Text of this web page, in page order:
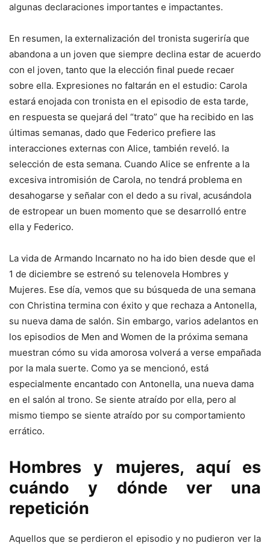
algunas declaraciones importantes e impactantes.
En resumen, la externalización del tronista sugeriría que
abandona a un joven que siempre declina estar de acuerdo
con el joven, tanto que la elección final puede recaer
sobre ella. Expresiones no faltarán en el estudio: Carola
estará enojada con tronista en el episodio de esta tarde,
en respuesta se quejará del “trato” que ha recibido en las
últimas semanas, dado que Federico prefiere las
interacciones externas con Alice, también reveló. la
selección de esta semana. Cuando Alice se enfrente a la
excesiva intromisión de Carola, no tendrá problema en
desahogarse y señalar con el dedo a su rival, acusándola
de estropear un buen momento que se desarrolló entre
ella y Federico.
La vida de Armando Incarnato no ha ido bien desde que el
1 de diciembre se estrenó su telenovela Hombres y
Mujeres. Ese día, vemos que su búsqueda de una semana
con Christina termina con éxito y que rechaza a Antonella,
su nueva dama de salón. Sin embargo, varios adelantos en
los episodios de Men and Women de la próxima semana
muestran cómo su vida amorosa volverá a verse empañada
por la mala suerte. Como ya se mencionó, está
especialmente encantado con Antonella, una nueva dama
en el salón al trono. Se siente atraído por ella, pero al
mismo tiempo se siente atraído por su comportamiento
errático.
Hombres y mujeres, aquí es
cuándo y dónde ver una
repetición
Aquellos que se perdieron el episodio y no pudieron ver la